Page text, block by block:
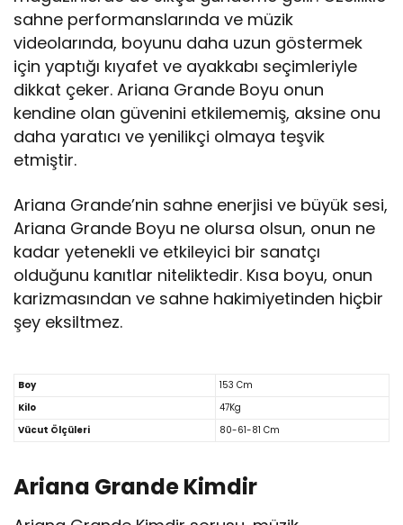
sahne performanslarında ve müzik
videolarında, boyunu daha uzun göstermek
için yaptığı kıyafet ve ayakkabı seçimleriyle
dikkat çeker. Ariana Grande Boyu onun
kendine olan güvenini etkilememiş, aksine onu
daha yaratıcı ve yenilikçi olmaya teşvik
etmiştir.
Ariana Grande’nin sahne enerjisi ve büyük sesi,
Ariana Grande Boyu ne olursa olsun, onun ne
kadar yetenekli ve etkileyici bir sanatçı
olduğunu kanıtlar niteliktedir. Kısa boyu, onun
karizmasından ve sahne hakimiyetinden hiçbir
şey eksiltmez.
Boy
153 Cm
Kilo
47Kg
Vücut Ölçüleri
80-61-81 Cm
Ariana Grande Kimdir